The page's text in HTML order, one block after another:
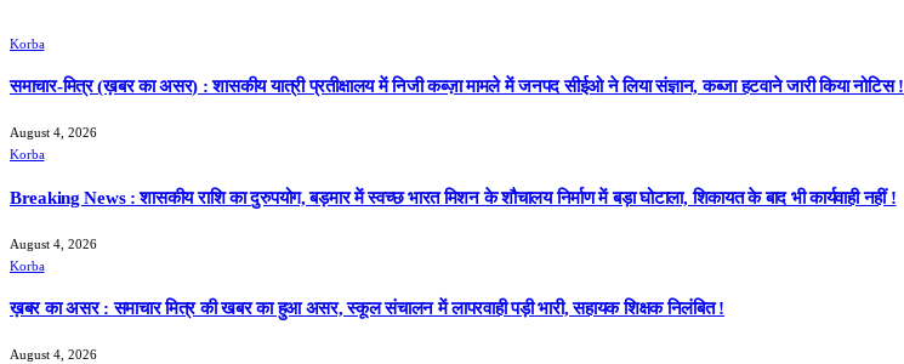
Korba
समाचार-मित्र (ख़बर का असर) : शासकीय यात्री प्रतीक्षालय में निजी कब्ज़ा मामले में जनपद सीईओ ने लिया संज्ञान, कब्जा हटवाने जारी किया नोटिस !
August 4, 2026
Korba
Breaking News : शासकीय राशि का दुरुपयोग, बड़मार में स्वच्छ भारत मिशन के शौचालय निर्माण में बड़ा घोटाला, शिकायत के बाद भी कार्यवाही नहीं !
August 4, 2026
Korba
ख़बर का असर : समाचार मित्र की खबर का हुआ असर, स्कूल संचालन में लापरवाही पड़ी भारी, सहायक शिक्षक निलंबित !
August 4, 2026